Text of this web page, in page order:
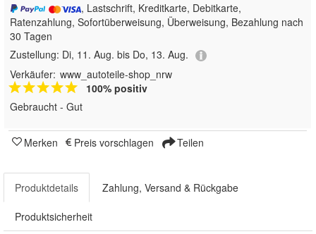
, Lastschrift, Kreditkarte, Debitkarte,
Ratenzahlung, Sofortüberweisung, Überweisung, Bezahlung nach
30 Tagen
Zustellung: Di, 11. Aug. bis Do, 13. Aug.
Verkäufer: www_autoteile-shop_nrw
100% positiv
Gebraucht - Gut
Merken Preis vorschlagen Teilen
Produktdetails Zahlung, Versand & Rückgabe
Produktsicherheit